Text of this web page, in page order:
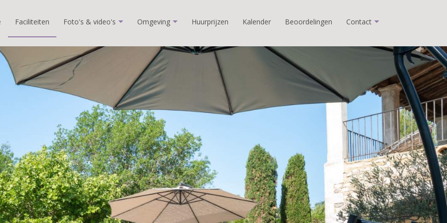
Faciliteiten Foto's & video's Omgeving Huurprijzen Kalender Beoordelingen Contact